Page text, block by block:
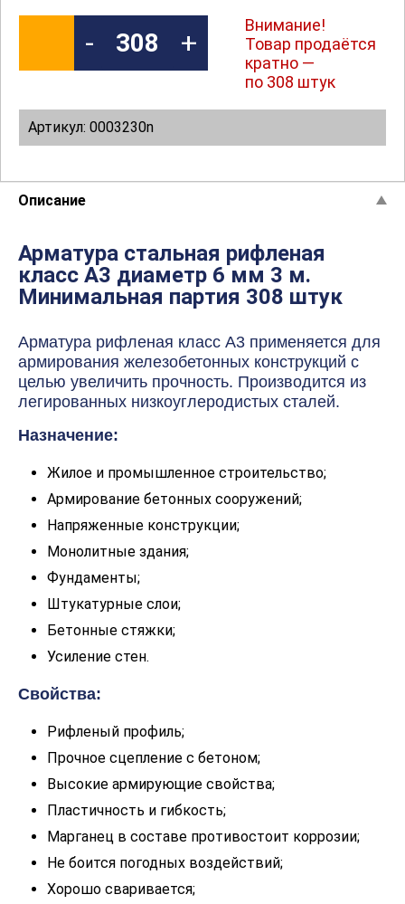
- +
Внимание!
Товар продаётся
кратно —
по 308 штук
Артикул: 0003230n
Описание
Арматура стальная рифленая
класс А3 диаметр 6 мм 3 м.
Минимальная партия 308 штук
Арматура рифленая класс А3 применяется для
армирования железобетонных конструкций с
целью увеличить прочность. Производится из
легированных низкоуглеродистых сталей.
Назначение:
Жилое и промышленное строительство;
Армирование бетонных сооружений;
Напряженные конструкции;
Монолитные здания;
Фундаменты;
Штукатурные слои;
Бетонные стяжки;
Усиление стен.
Свойства:
Рифленый профиль;
Прочное сцепление с бетоном;
Высокие армирующие свойства;
Пластичность и гибкость;
Марганец в составе противостоит коррозии;
Не боится погодных воздействий;
Хорошо сваривается;